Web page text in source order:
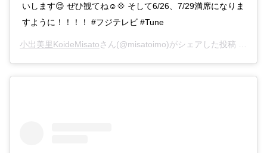
いします😌 ぜひ観てね☺️💠 そして6/26、7/29満席になりま
すように！！！！ #フジテレビ #Tune
小出美里KoideMisatoさん(@misatoimo)がシェアした投稿 –